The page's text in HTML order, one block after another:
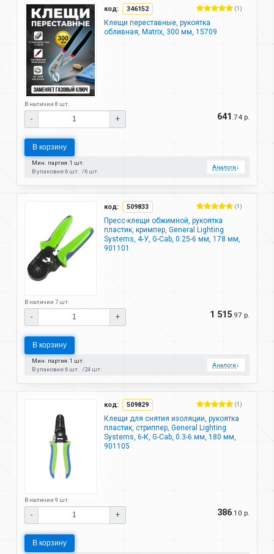
код: 346152 (1)
Клещи переставные, рукоятка
обливная, Matrix, 300 мм, 15709
В наличии 8 шт.
- + 641 .74 р.
В корзину
Мин. партия: 1 шт.
В упаковке:6 шт. 6 шт.
Аналоги↓
код: 509833 (1)
Пресс-клещи обжимной, рукоятка
пластик, кримпер, General Lighting
Systems, 4-У, G-Cab, 0.25-6 мм, 178 мм,
901101
В наличии 7 шт.
- + 1 515 .97 р.
В корзину
Мин. партия: 1 шт.
В упаковке:6 шт. 24 шт.
Аналоги↓
код: 509829 (1)
Клещи для снятия изоляции, рукоятка
пластик, стриппер, General Lighting
Systems, 6-К, G-Cab, 0.3-6 мм, 180 мм,
901105
В наличии 9 шт.
- + 386 .10 р.
В корзину